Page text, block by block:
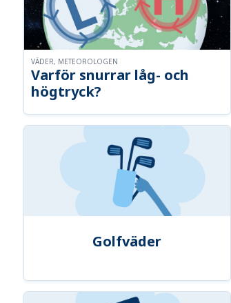
Varför snurrar låg- och
högtryck?
VÄDER, METEOROLOGEN
Golfväder